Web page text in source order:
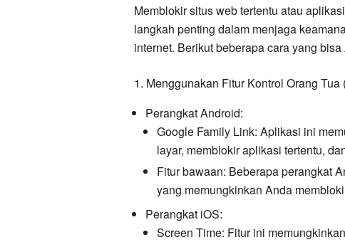
Memblokir situs web tertentu atau
langkah penting dalam menjaga
internet. Berikut beberapa cara yang
1. Menggunakan Fitur Kontrol Orang Tua
Perangkat Android:
Google Family Link: Aplikasi ini
layar, memblokir aplikasi tertentu,
Fitur bawaan: Beberapa perangkat
yang memungkinkan Anda
Perangkat iOS:
Screen Time: Fitur ini